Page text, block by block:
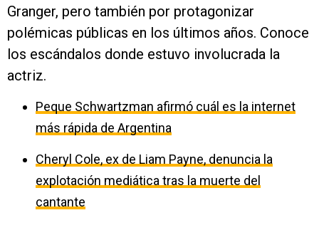
Granger, pero también por protagonizar
polémicas públicas en los últimos años. Conoce
los escándalos donde estuvo involucrada la
actriz.
Peque Schwartzman afirmó cuál es la internet
más rápida de Argentina
Cheryl Cole, ex de Liam Payne, denuncia la
explotación mediática tras la muerte del
cantante